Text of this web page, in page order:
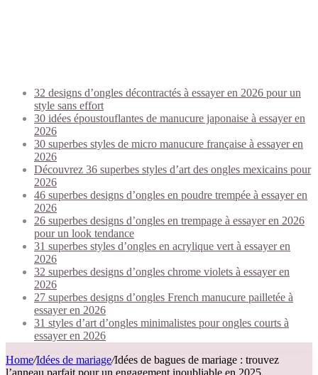
32 designs d’ongles décontractés à essayer en 2026 pour un
style sans effort
30 idées époustouflantes de manucure japonaise à essayer en
2026
30 superbes styles de micro manucure française à essayer en
2026
Découvrez 36 superbes styles d’art des ongles mexicains pour
2026
46 superbes designs d’ongles en poudre trempée à essayer en
2026
26 superbes designs d’ongles en trempage à essayer en 2026
pour un look tendance
31 superbes styles d’ongles en acrylique vert à essayer en
2026
32 superbes designs d’ongles chrome violets à essayer en
2026
27 superbes designs d’ongles French manucure pailletée à
essayer en 2026
31 styles d’art d’ongles minimalistes pour ongles courts à
essayer en 2026
Home/Idées de mariage/Idées de bagues de mariage : trouvez
l’anneau parfait pour un engagement inoubliable en 2025.